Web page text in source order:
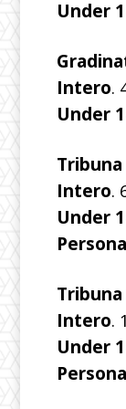
Under
Intero.
Under
Intero.
Under
Intero.
Under